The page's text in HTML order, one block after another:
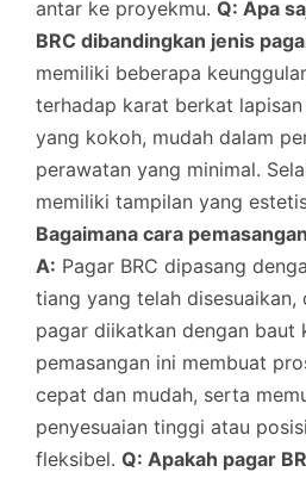
antar ke proyekmu. Q: Apa
BRC dibandingkan jenis
memiliki beberapa
terhadap karat berkat
yang kokoh, mudah dalam
perawatan yang minimal.
memiliki tampilan yang
Bagaimana cara
A: Pagar BRC dipasang
tiang yang telah disesuaikan,
pagar diikatkan dengan baut
pemasangan ini membuat
cepat dan mudah, serta
penyesuaian tinggi atau
fleksibel. Q: Apakah pagar